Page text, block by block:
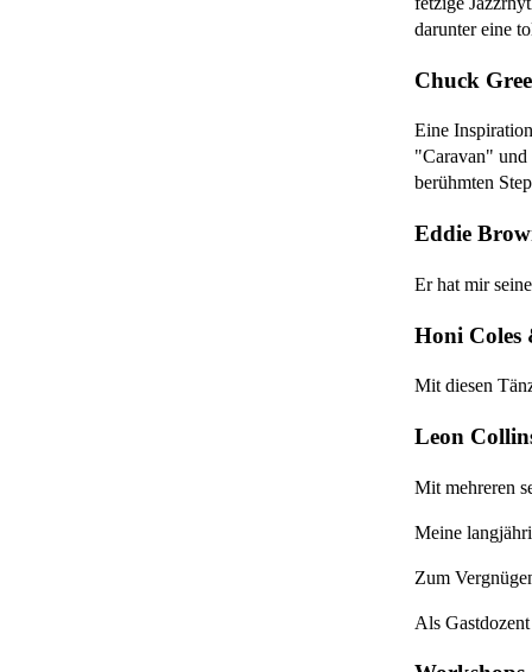
darunter eine
Chuck
Eine
"Caravan" und
berühmten
Eddie
Er hat mir
Honi Coles
Mit diesen
Leon
Mit mehreren
Meine
Zum
Als